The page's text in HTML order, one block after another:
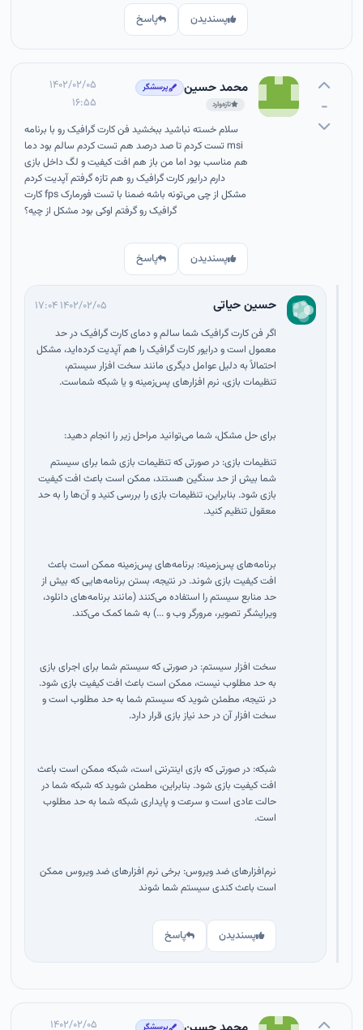
پسندیدن پاسخ
-
محمد حسین پرسشگر
تازه‌وارد
۱۴۰۲/۰۲/۰۵
۱۶:۵۵
سلام خسته نباشید ببخشید فن کارت گرافیک رو با برنامه
msi تست کردم تا صد درصد هم تست کردم سالم بود دما
هم مناسب بود اما من باز هم افت کیفیت و لگ داخل بازی
دارم درایور کارت گرافیک رو هم تازه گرفتم آپدیت کردم
مشکل از چی می‌تونه باشه ضمنا با تست فورمارک fps کارت
گرافیک رو گرفتم اوکی بود مشکل از چیه؟
پسندیدن پاسخ
حسین حیاتی
۱۴۰۲/۰۲/۰۵ ۱۷:۰۴
اگر فن کارت گرافیک شما سالم و دمای کارت گرافیک در حد
معمول است و درایور کارت گرافیک را هم آپدیت کرده‌اید، مشکل
احتمالاً به دلیل عوامل دیگری مانند سخت افزار سیستم،
تنظیمات بازی، نرم افزارهای پس‌زمینه و یا شبکه شماست.
برای حل مشکل، شما می‌توانید مراحل زیر را انجام دهید:
تنظیمات بازی: در صورتی که تنظیمات بازی شما برای سیستم
شما بیش از حد سنگین هستند، ممکن است باعث افت کیفیت
بازی شود. بنابراین، تنظیمات بازی را بررسی کنید و آن‌ها را به حد
معقول تنظیم کنید.
برنامه‌های پس‌زمینه: برنامه‌های پس‌زمینه ممکن است باعث
افت کیفیت بازی شوند. در نتیجه، بستن برنامه‌هایی که بیش از
حد منابع سیستم را استفاده می‌کنند (مانند برنامه‌های دانلود،
ویرایشگر تصویر، مرورگر وب و ...) به شما کمک می‌کند.
سخت افزار سیستم: در صورتی که سیستم شما برای اجرای بازی
به حد مطلوب نیست، ممکن است باعث افت کیفیت بازی شود.
در نتیجه، مطمئن شوید که سیستم شما به حد مطلوب است و
سخت افزار آن در حد نیاز بازی قرار دارد.
شبکه: در صورتی که بازی اینترنتی است، شبکه ممکن است باعث
افت کیفیت بازی شود. بنابراین، مطمئن شوید که شبکه شما در
حالت عادی است و سرعت و پایداری شبکه شما به حد مطلوب
است.
نرم‌افزارهای ضد ویروس: برخی نرم افزارهای ضد ویروس ممکن
است باعث کندی سیستم شما شوند
پسندیدن پاسخ
پرسشگر
۱۴۰۲/۰۲/۰۵